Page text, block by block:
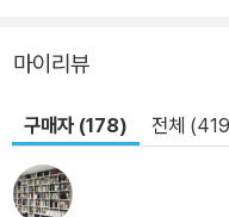
마이리뷰
구매자 (178) 전체